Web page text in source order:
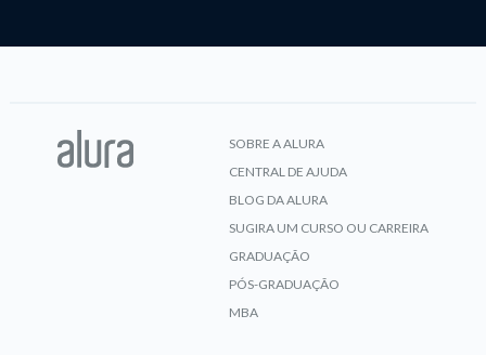
SOBRE A ALURA
CENTRAL DE AJUDA
BLOG DA ALURA
SUGIRA UM CURSO OU CARREIRA
GRADUAÇÃO
PÓS-GRADUAÇÃO
MBA